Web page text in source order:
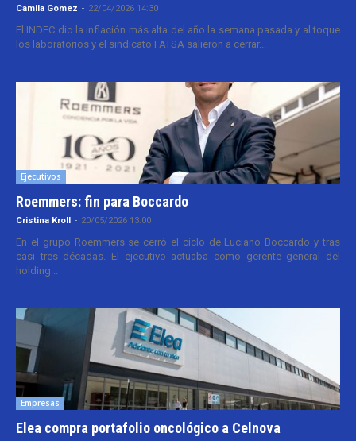
Camila Gomez - 22/04/2026 14:30
El INDEC dio la inflación más alta del año la semana pasada y al toque
los laboratorios y el sindicato FATSA salieron a cerrar...
Ejecutivos
Roemmers: fin para Boccardo
Cristina Kroll - 20/05/2026 13:00
En el grupo Roemmers se cerró el ciclo de Luciano Boccardo y tras
casi tres décadas. El ejecutivo actuaba como gerente general del
holding...
Empresas
Elea compra portafolio oncológico a Celnova